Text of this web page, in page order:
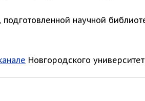
научной
Новгородского